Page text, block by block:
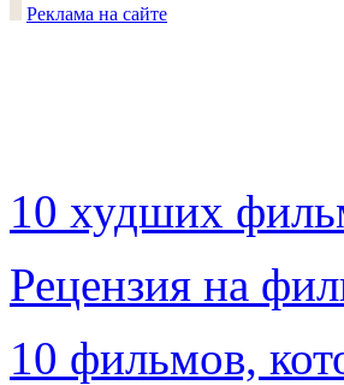
Реклама на сайте
10 худших
Рецензия на
10 фильмов,